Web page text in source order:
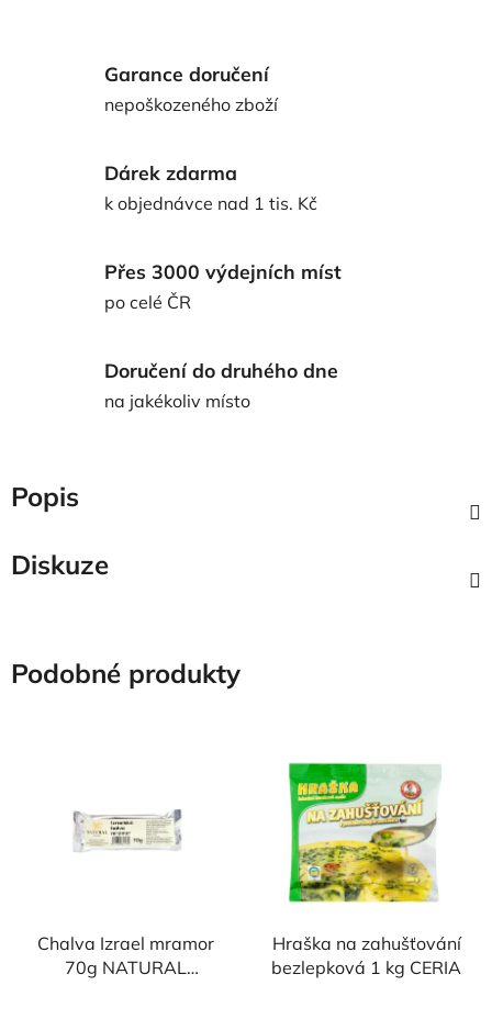
Garance doručení
nepoškozeného zboží
Dárek zdarma
k objednávce nad 1 tis. Kč
Přes 3000 výdejních míst
po celé ČR
Doručení do druhého dne
na jakékoliv místo
Popis
Diskuze
Podobné produkty
Chalva Izrael mramor
70g NATURAL
Hraška na zahušťování
bezlepková 1 kg CERIA